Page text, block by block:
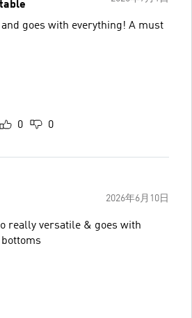
and goes with everything! A must
0 0
2026年6月10日
really versatile & goes with